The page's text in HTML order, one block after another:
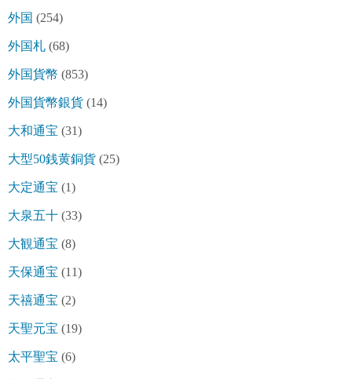
外国 (254)
外国札 (68)
外国貨幣 (853)
外国貨幣銀貨 (14)
大和通宝 (31)
大型50銭黄銅貨 (25)
大定通宝 (1)
大泉五十 (33)
大観通宝 (8)
天保通宝 (11)
天禧通宝 (2)
天聖元宝 (19)
太平聖宝 (6)